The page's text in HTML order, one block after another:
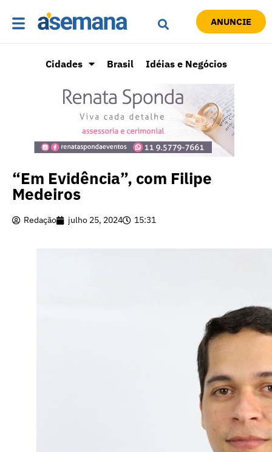
ANUNCIE
Cidades Brasil Idéias e Negócios
“Em Evidência”, com Filipe
Medeiros
Redação julho 25, 2024 15:31